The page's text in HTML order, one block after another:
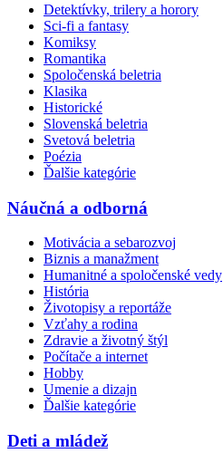
Detektívky, trilery a horory
Sci-fi a fantasy
Komiksy
Romantika
Spoločenská beletria
Klasika
Historické
Slovenská beletria
Svetová beletria
Poézia
Ďalšie kategórie
Náučná a odborná
Motivácia a sebarozvoj
Biznis a manažment
Humanitné a spoločenské vedy
História
Životopisy a reportáže
Vzťahy a rodina
Zdravie a životný štýl
Počítače a internet
Hobby
Umenie a dizajn
Ďalšie kategórie
Deti a mládež